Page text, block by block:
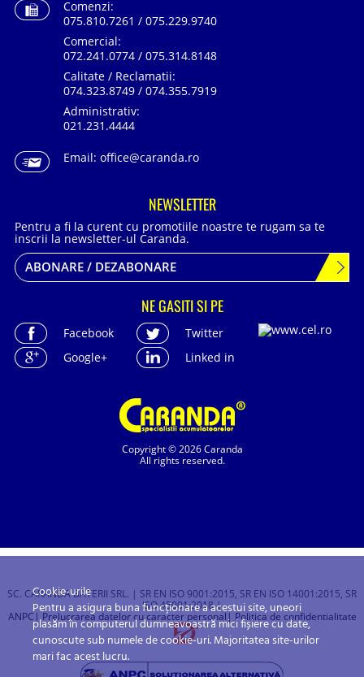
Copyright © 2026 Caranda
All rights reserved.
Comenzi:
075.810.7261 / 075.229.9740
Comercial:
072.241.0774 / 075.314.8148
Calitate / Reclamatii:
074.323.8749 / 074.355.7919
Administrativ:
021.231.4444
Email: office@caranda.ro
NEWSLETTER
Pentru a fi la curent cu promotiile noastre te rugam sa te
inscrii la newsletter-ul Caranda.
ABONARE / DEZABONARE
NE GASITI SI PE
Facebook
Twitter
Google+
Linked in
SC. CARANDA BATERII SRL. | SR EN ISO 9001:2015, SR EN ISO 14001:2015, SR
ISO 45001:2018 |
ANPC | Prelucrarea datelor cu caracter personal| Politica de confidentialitate
Cookie-urile
Pentru a asigura buna funcționare a acestui site, uneori
plasăm în computerul dumneavoastră mici fișiere cu date,
cunoscute sub numele de cookie-uri. Majoritatea site-urilor
mari fac acest lucru.